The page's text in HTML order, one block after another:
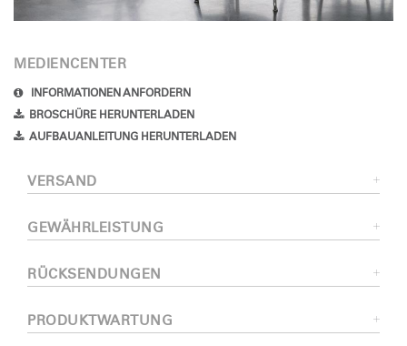
MEDIENCENTER
INFORMATIONEN ANFORDERN
BROSCHÜRE HERUNTERLADEN
AUFBAUANLEITUNG HERUNTERLADEN
VERSAND
GEWÄHRLEISTUNG
RÜCKSENDUNGEN
PRODUKTWARTUNG